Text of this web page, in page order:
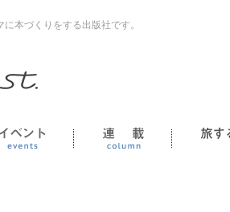
本づくりをする出版社です。
イベント 連載